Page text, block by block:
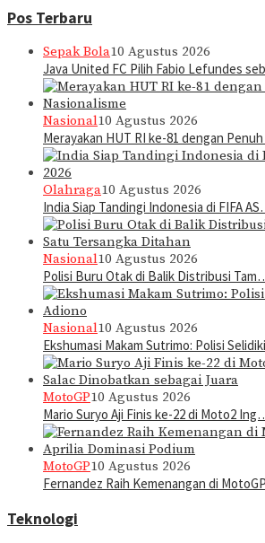
Pos Terbaru
Sepak Bola10 Agustus 2026
Java United FC Pilih Fabio Lefundes
Nasional10 Agustus 2026
Merayakan HUT RI ke-81 dengan
Olahraga10 Agustus 2026
India Siap Tandingi Indonesia di FIFA
Nasional10 Agustus 2026
Polisi Buru Otak di Balik Distribusi
Nasional10 Agustus 2026
Ekshumasi Makam Sutrimo: Polisi
MotoGP10 Agustus 2026
Mario Suryo Aji Finis ke-22 di Moto2
MotoGP10 Agustus 2026
Fernandez Raih Kemenangan di
Teknologi